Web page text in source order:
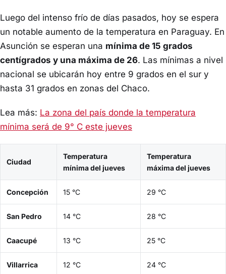
Luego del intenso frío de días pasados, hoy se espera
un notable aumento de la temperatura en Paraguay. En
Asunción se esperan una mínima de 15 grados
centígrados y una máxima de 26. Las mínimas a nivel
nacional se ubicarán hoy entre 9 grados en el sur y
hasta 31 grados en zonas del Chaco.
Lea más: La zona del país donde la temperatura
mínima será de 9° C este jueves
Ciudad
Temperatura
mínima del jueves
Temperatura
máxima del jueves
Concepción 15 °C 29 °C
San Pedro 14 °C 28 °C
Caacupé 13 °C 25 °C
Villarrica 12 °C 24 °C